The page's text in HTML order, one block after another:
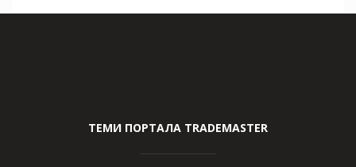
ТЕМИ ПОРТАЛА TRADEMASTER